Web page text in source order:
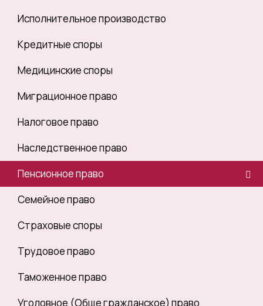
Исполнительное производство
Кредитные споры
Медицинские споры
Миграционное право
Налоговое право
Наследственное право
Пенсионное право
Семейное право
Страховые споры
Трудовое право
Таможенное право
Уголовное (Обще гражданское) право